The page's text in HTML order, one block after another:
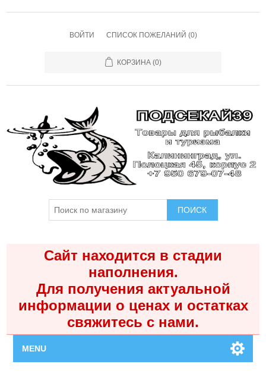
ВОЙТИ СПИСОК ПОЖЕЛАНИЙ (0)
КОРЗИНА (0)
ПОИСК
Сайт находится в стадии
наполнения.
Для получения актуальной
информации о ценах и остатках
свяжитесь с нами.
MENU